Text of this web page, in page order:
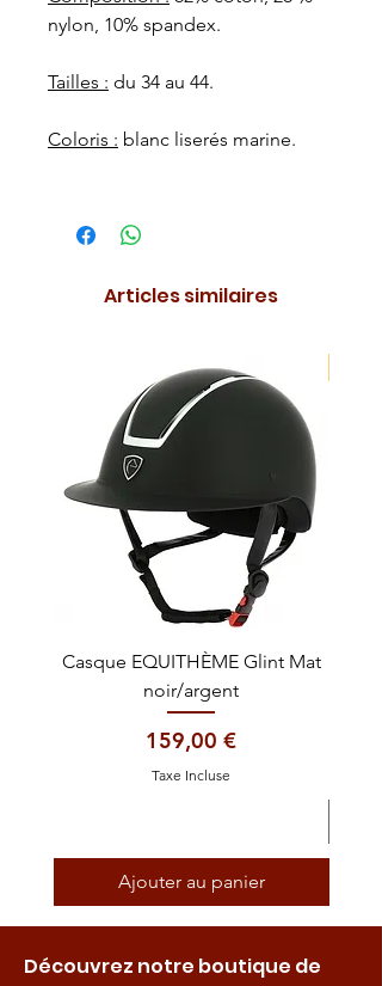
nylon, 10% spandex.
Tailles : du 34 au 44.
Coloris : blanc liserés marine.
Articles similaires
Casque EQUITHÈME Glint Mat
noir/argent
Prix
159,00 €
Taxe Incluse
Ajouter au panier
Découvrez notre boutique de